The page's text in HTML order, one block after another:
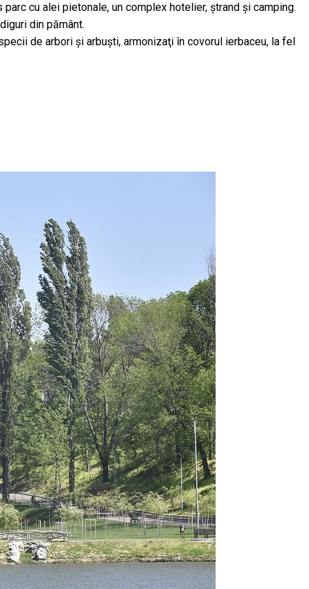
cu alei pietonale, un complex hotelier, ştrand şi camping.
din pământ.
de arbori şi arbuşti, armonizaţi în covorul ierbaceu, la fel